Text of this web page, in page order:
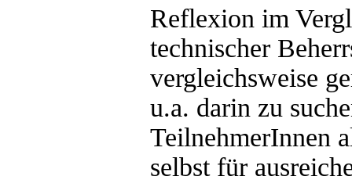
Reflexion im
technischer
vergleichsweise
u.a. darin zu
TeilnehmerInnen
selbst für